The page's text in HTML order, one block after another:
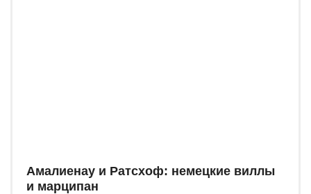
Амалиенау и Ратсхоф: немецкие виллы
и марципан